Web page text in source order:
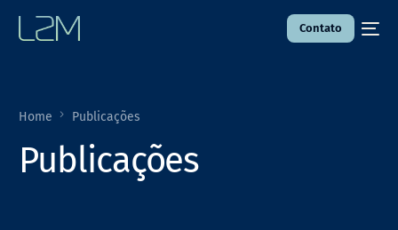
Contato
Home Publicações
Publicações